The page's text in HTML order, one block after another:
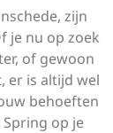
zijn
je nu op zoek
of gewoon
er is altijd wel
behoeften
op je